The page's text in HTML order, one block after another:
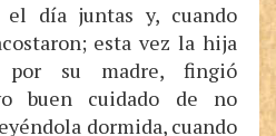
el día juntas y, cuando
esta vez la hija
por su madre, fingió
buen cuidado de no
dormida, cuando